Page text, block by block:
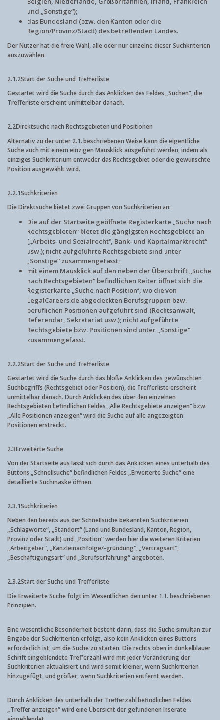
und „Sonstige“);
das Bundesland (bzw. den Kanton oder die
Region/Provinz/Stadt) des betreffenden Landes.
Der Nutzer hat die freie Wahl, alle oder nur einzelne dieser Suchkriterien
auszuwählen.
2.1.2Start der Suche und Trefferliste
Gestartet wird die Suche durch das Anklicken des Feldes „Suchen“, die
Trefferliste erscheint unmittelbar danach.
2.2Direktsuche nach Rechtsgebieten und Positionen
Alternativ zu der unter 2.1. beschriebenen Weise kann die eigentliche
Suche auch mit einem einzigen Mausklick ausgeführt werden, indem als
einziges Suchkriterium entweder das Rechtsgebiet oder die gewünschte
Position ausgewählt wird.
2.2.1Suchkriterien
Die Direktsuche bietet zwei Gruppen von Suchkriterien an:
Die auf der Startseite geöffnete Registerkarte „Suche nach
Rechtsgebieten“ bietet die gängigsten Rechtsgebiete an
(„Arbeits- und Sozialrecht“, Bank- und Kapitalmarktrecht“
usw.); nicht aufgeführte Rechtsgebiete sind unter
„Sonstige“ zusammengefasst;
mit einem Mausklick auf den neben der Überschrift „Suche
nach Rechtsgebieten“ befindlichen Reiter öffnet sich die
Registerkarte „Suche nach Position“, wo die von
LegalCareers.de abgedeckten Berufsgruppen bzw.
beruflichen Positionen aufgeführt sind (Rechtsanwalt,
Referendar, Sekretariat usw.); nicht aufgeführte
Rechtsgebiete bzw. Positionen sind unter „Sonstige“
zusammengefasst.
2.2.2Start der Suche und Trefferliste
Gestartet wird die Suche durch das bloße Anklicken des gewünschten
Suchbegriffs (Rechtsgebiet oder Position), die Trefferliste erscheint
unmittelbar danach. Durch Anklicken des über den einzelnen
Rechtsgebieten befindlichen Feldes „Alle Rechtsgebiete anzeigen“ bzw.
„Alle Positionen anzeigen“ wird die Suche auf alle angezeigten
Positionen erstreckt.
2.3Erweiterte Suche
Von der Startseite aus lässt sich durch das Anklicken eines unterhalb des
Buttons „Schnellsuche“ befindlichen Feldes „Erweiterte Suche“ eine
detaillierte Suchmaske öffnen.
2.3.1Suchkriterien
Neben den bereits aus der Schnellsuche bekannten Suchkriterien
„Schlagworte“, „Standort“ (Land und Bundesland, Kanton, Region,
Provinz oder Stadt) und „Position“ werden hier die weiteren Kriterien
„Arbeitgeber“, „Kanzleinachfolge/-gründung“, „Vertragsart“,
„Beschäftigungsart“ und „Berufserfahrung“ angeboten.
2.3.2Start der Suche und Trefferliste
Die Erweiterte Suche folgt im Wesentlichen den unter 1.1. beschriebenen
Prinzipien.
Eine wesentliche Besonderheit besteht darin, dass die Suche simultan zur
Eingabe der Suchkriterien erfolgt, also kein Anklicken eines Buttons
erforderlich ist, um die Suche zu starten. Die rechts oben in dunkelblauer
Schrift eingeblendete Trefferzahl wird mit jeder Veränderung der
Suchkriterien aktualisiert und wird somit kleiner, wenn Suchkriterien
hinzugefügt, und größer, wenn Suchkriterien entfernt werden.
Durch Anklicken des unterhalb der Trefferzahl befindlichen Feldes
„Treffer anzeigen“ wird eine Übersicht der gefundenen Inserate